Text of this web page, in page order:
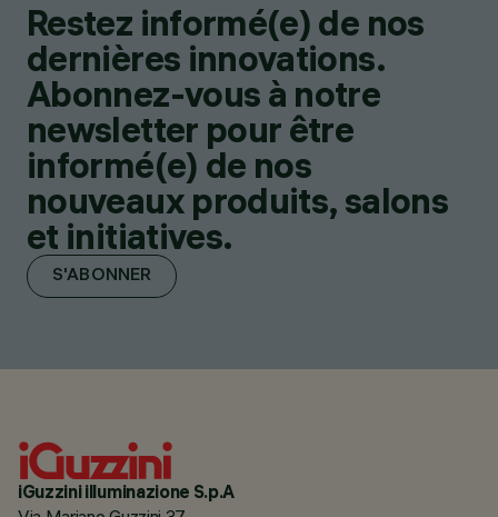
Restez informé(e) de nos
dernières innovations.
Abonnez-vous à notre
newsletter pour être
informé(e) de nos
nouveaux produits, salons
et initiatives.
S'ABONNER
iGuzzini illuminazione S.p.A